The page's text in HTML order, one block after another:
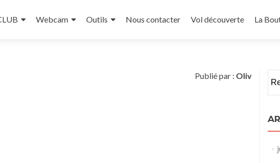
Webcam Outils Nous contacter Vol découverte La
Publié par : Oliv